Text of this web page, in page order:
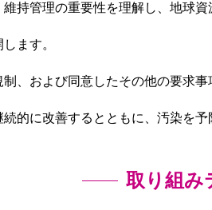
持管理の重要性を理解し、地球資
ます。
、および同意したその他の要求事
的に改善するとともに、汚染を予
取り組み